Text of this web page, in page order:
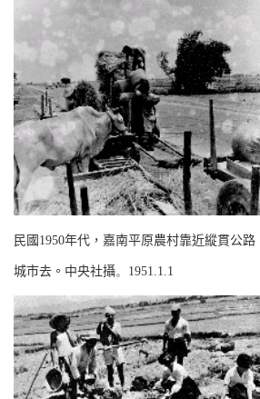
民國 1950年代，嘉南平原農村靠近縱貫公路
城市去。中央社攝。 1951.1.1